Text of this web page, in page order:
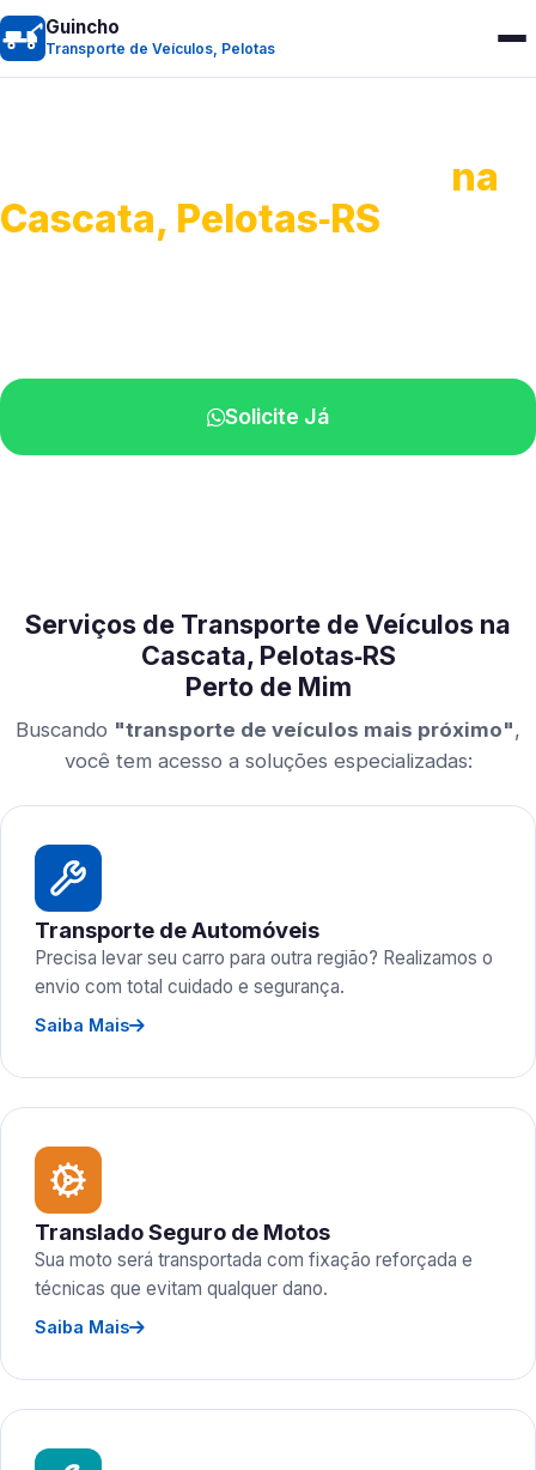
Guincho
Transporte de Veículos, Pelotas
na
Cascata, Pelotas‑RS
Solicite Já
Serviços de Transporte de Veículos na
Cascata, Pelotas‑RS
Perto de Mim
Buscando "transporte de veículos mais próximo",
você tem acesso a soluções especializadas:
Transporte de Automóveis
Precisa levar seu carro para outra região? Realizamos o
envio com total cuidado e segurança.
Saiba Mais
Translado Seguro de Motos
Sua moto será transportada com fixação reforçada e
técnicas que evitam qualquer dano.
Saiba Mais